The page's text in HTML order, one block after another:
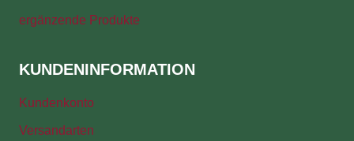
ergänzende Produkte
KUNDENINFORMATION
Kundenkonto
Versandarten